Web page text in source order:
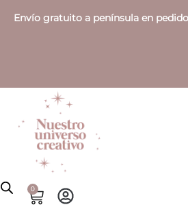
Envío gratuito a península en
0
Cart